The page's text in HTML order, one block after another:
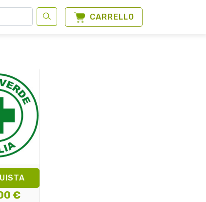
CARRELLO
€